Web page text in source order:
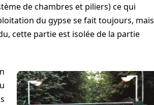
de chambres et piliers) ce qui
du gypse se fait toujours, mais
cette partie est isolée de la partie